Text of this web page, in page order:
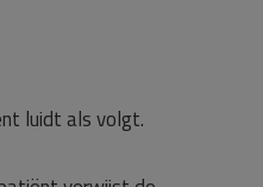
luidt als volgt.